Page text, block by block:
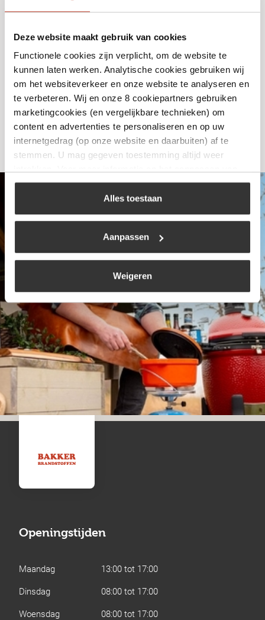
Deze website maakt gebruik van cookies
Functionele cookies zijn verplicht, om de website te
kunnen laten werken. Analytische cookies gebruiken wij
om het websiteverkeer en onze website te analyseren en
te verbeteren. Wij en onze 8 cookiepartners gebruiken
marketingcookies (en vergelijkbare technieken) om
content en advertenties te personaliseren en op uw
internetgedrag (op onze website en daarbuiten) af te
stemmen. U mag gegeven toestemming altijd weer
uw keuze op onze website verwijzen wij u naar ons
Alles toestaan
Aanpassen
Weigeren
Menggas 10 liter nieuw vol
€219,50
Bekijk
Openingstijden
Maandag
13:00 tot 17:00
Dinsdag
08:00 tot 17:00
Woensdag
08:00 tot 17:00